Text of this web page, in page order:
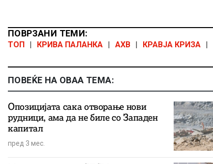
ПОВРЗАНИ ТЕМИ:
ТОП | КРИВА ПАЛАНКА | АХВ | КРАВЈА КРИЗА |
ПОВЕЌЕ НА ОВАА ТЕМА:
Опозицијата сака отворање нови
рудници, ама да не биле со Западен
капитал
пред 3 мес.